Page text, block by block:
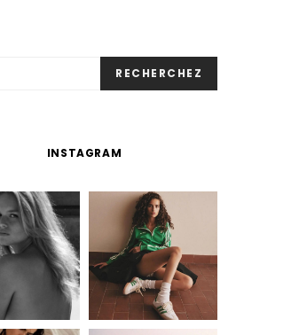
RECHERCHEZ
INSTAGRAM